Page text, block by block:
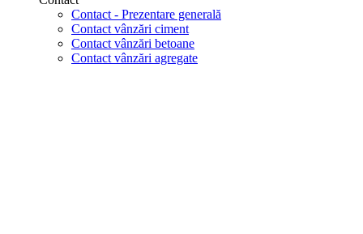
Contact - Prezentare generală
Contact vânzări ciment
Contact vânzări betoane
Contact vânzări agregate